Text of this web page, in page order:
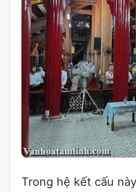
Trong hệ kết cấu